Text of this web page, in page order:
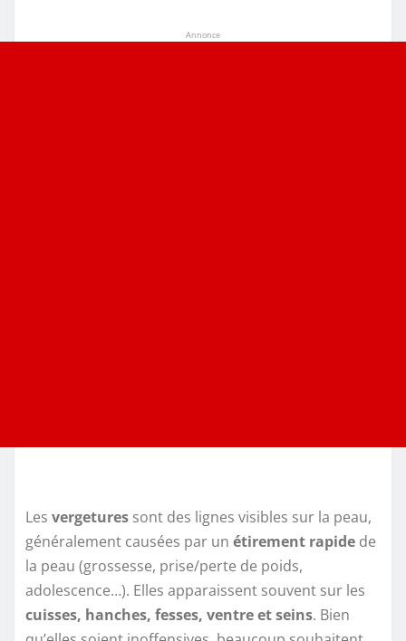
Annonce
Les vergetures sont des lignes visibles sur la peau,
généralement causées par un étirement rapide de
la peau (grossesse, prise/perte de poids,
adolescence…). Elles apparaissent souvent sur les
cuisses, hanches, fesses, ventre et seins. Bien